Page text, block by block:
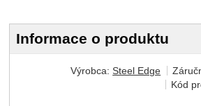
Informace o produktu
Výrobca:Steel Edge
Kód